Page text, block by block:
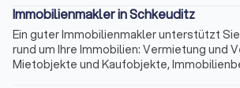
Immobilienmakler in Schkeuditz
Ein guter Immobilienmakler unterstützt
rund um Ihre Immobilien: Vermietung und
Mietobjekte und Kaufobjekte,